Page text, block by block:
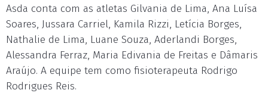
Asda conta com as atletas Gilvania de Lima, Ana Luísa
Soares, Jussara Carriel, Kamila Rizzi, Letícia Borges,
Nathalie de Lima, Luane Souza, Aderlandi Borges,
Alessandra Ferraz, Maria Edivania de Freitas e Dâmaris
Araújo. A equipe tem como fisioterapeuta Rodrigo
Rodrigues Reis.